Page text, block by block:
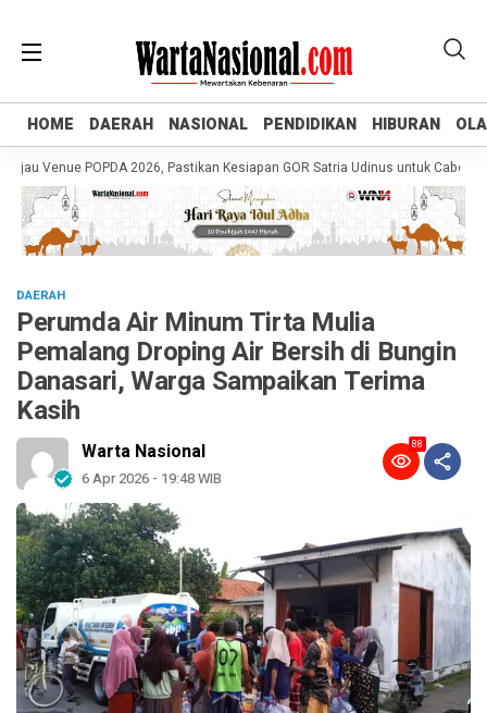
HOME DAERAH NASIONAL PENDIDIKAN HIBURAN
HOME DAERAH NASIONAL PENDIDIKAN HIBURAN
Venue POPDA 2026, Pastikan Kesiapan GOR Satria Udinus untuk Cabor Tenis
DAERAH
Perumda Air Minum Tirta Mulia
Pemalang Droping Air Bersih di Bungin
Danasari, Warga Sampaikan Terima
Kasih
Warta Nasional
6 Apr 2026 - 19:48 WIB
88